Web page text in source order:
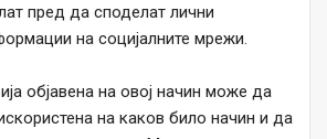
пред да споделат лични
на социјалните мрежи.
објавена на овој начин може да
на каков било начин и да